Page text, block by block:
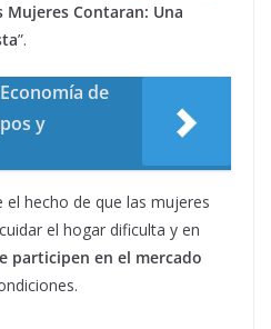
Mujeres Contaran: Una
”.
Economía de
y
el hecho de que las mujeres
el hogar dificulta y en
participen en el mercado